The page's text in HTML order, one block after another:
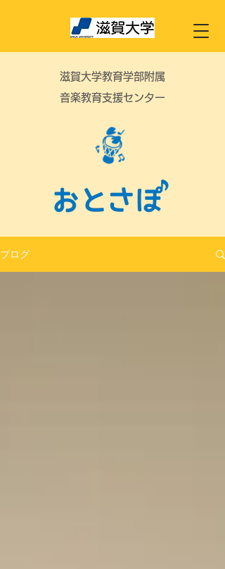
滋賀大学教育学部附属
音楽教育支援センター
ブログ